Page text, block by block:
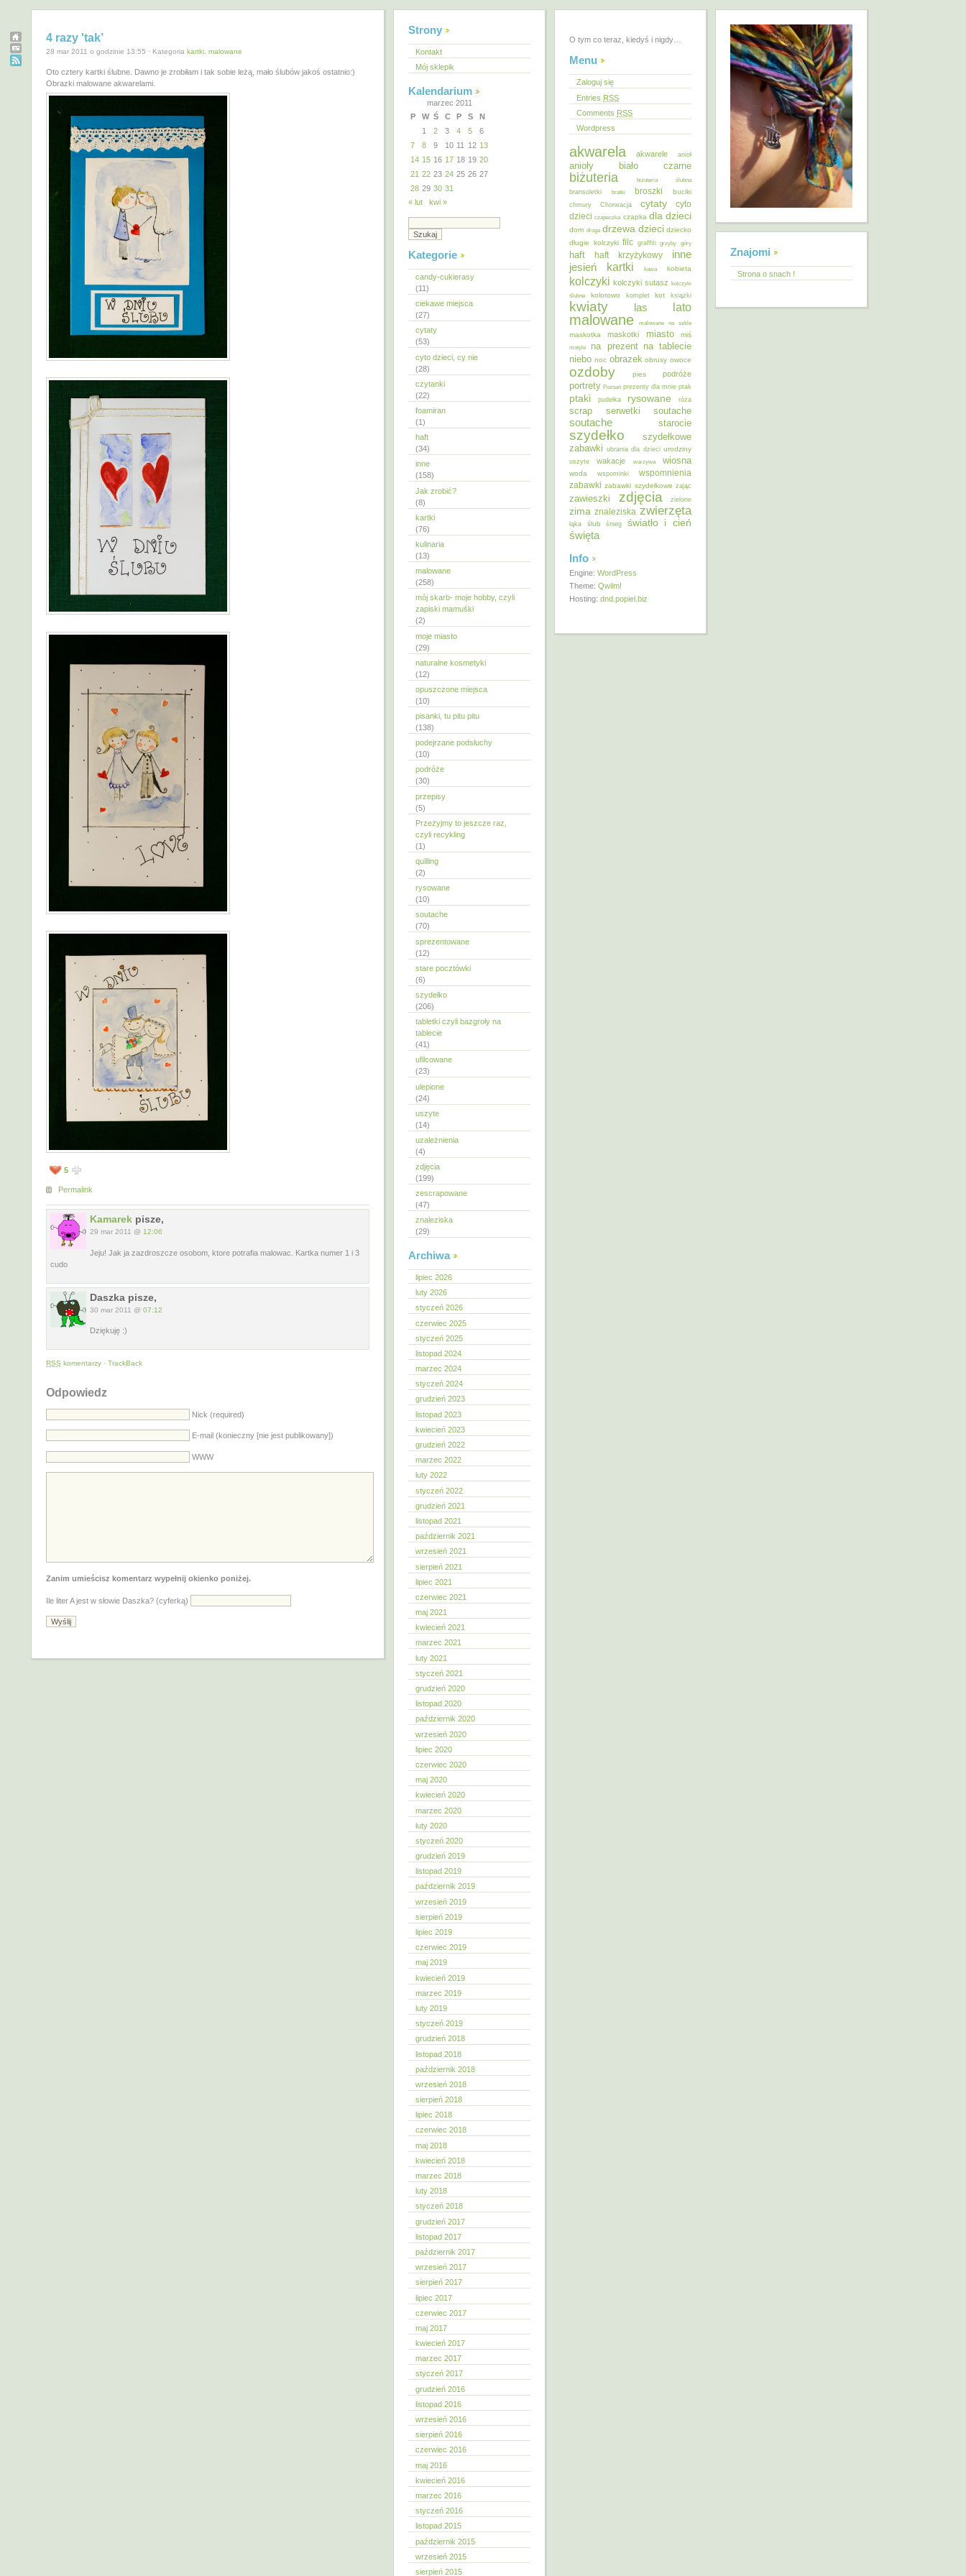
4 razy 'tak’
28 mar 2011 o godzinie 13:55 · Kategoria kartki malowane
Oto cztery kartki ślubne. Dawno je zrobiłam i tak sobie leżą, mało ślubów jakoś ostatnio:)
Obrazki malowane akwarelami.
5
Permalink
Kamarek pisze,
29 mar 2011 @ 12:06
Jeju! Jak ja zazdroszcze osobom, ktore potrafia malowac. Kartka numer 1 i 3
cudo
Daszka pisze,
30 mar 2011 @ 07:12
Dziękuję :)
RSS komentarzy · TrackBack
Odpowiedz
Nick (required)
E-mail (konieczny [nie jest publikowany])
WWW
Zanim umieścisz komentarz wypełnij okienko poniżej.
Ile liter A jest w słowie Daszka? (cyferką)
Strony
Kontakt
Mój sklepik
Kalendarium
marzec 2011
P
W Ś C P S
N
1
2 3 4 5
6
7
8 9 10 11 12 13
14 15 16 17 18 19 20
21 22 23 24 25 26 27
28 29 30 31
« lut
kwi »
Kategorie
candy-cukierasy
(11)
ciekawe miejsca
(27)
cytaty
(53)
cyto dzieci, cy nie
(28)
czytanki
(22)
foamiran
(1)
haft
(34)
inne
(158)
Jak zrobić?
(8)
kartki
(76)
kulinaria
(13)
malowane
(258)
mój skarb- moje hobby, czyli
zapiski mamuśki
(2)
moje miasto
(29)
naturalne kosmetyki
(12)
opuszczone miejsca
(10)
pisanki, tu pitu pitu
(138)
podejrzane podsłuchy
(10)
podróże
(30)
przepisy
(5)
Przeżyjmy to jeszcze raz,
czyli recykling
(1)
quilling
(2)
rysowane
(10)
soutache
(70)
sprezentowane
(12)
stare pocztówki
(6)
szydełko
(206)
tabletki czyli bazgroły na
tablecie
(41)
ufilcowane
(23)
ulepione
(24)
uszyte
(14)
uzależnienia
(4)
zdjęcia
(199)
zescrapowane
(47)
znaleziska
(29)
Archiwa
lipiec 2026
luty 2026
styczeń 2026
czerwiec 2025
styczeń 2025
listopad 2024
marzec 2024
styczeń 2024
grudzień 2023
listopad 2023
kwiecień 2023
grudzień 2022
marzec 2022
luty 2022
styczeń 2022
grudzień 2021
listopad 2021
październik 2021
wrzesień 2021
sierpień 2021
lipiec 2021
czerwiec 2021
maj 2021
kwiecień 2021
marzec 2021
luty 2021
styczeń 2021
grudzień 2020
listopad 2020
październik 2020
wrzesień 2020
lipiec 2020
czerwiec 2020
maj 2020
kwiecień 2020
marzec 2020
luty 2020
styczeń 2020
grudzień 2019
listopad 2019
październik 2019
wrzesień 2019
sierpień 2019
lipiec 2019
czerwiec 2019
maj 2019
kwiecień 2019
marzec 2019
luty 2019
styczeń 2019
grudzień 2018
listopad 2018
październik 2018
wrzesień 2018
sierpień 2018
lipiec 2018
czerwiec 2018
maj 2018
kwiecień 2018
marzec 2018
luty 2018
styczeń 2018
grudzień 2017
listopad 2017
październik 2017
wrzesień 2017
sierpień 2017
lipiec 2017
czerwiec 2017
maj 2017
kwiecień 2017
marzec 2017
styczeń 2017
grudzień 2016
listopad 2016
wrzesień 2016
sierpień 2016
czerwiec 2016
maj 2016
kwiecień 2016
marzec 2016
styczeń 2016
listopad 2015
październik 2015
wrzesień 2015
sierpień 2015
O tym co teraz, kiedyś i nigdy…
Menu
Zaloguj się
Entries RSS
Comments RSS
Wordpress
akwarela akwarele anioł
anioły biało czarne
biżuteria
biżuteria ślubna
bransoletki
bratki broszki buciki
chmury Chorwacja cytaty
cyto
dzieci czapeczka czapka dla dzieci
dom droga drzewa dzieci dziecko
długie kolczyki filc graffiti grzyby góry
haft haft krzyżykowy inne
jesień kartki kawa kobieta
kolczyki kolczyki sutasz kolczyki
ślubne
kolorowo komplet kot książki
kwiaty las lato
malowane malowane na szkle
maskotka maskotki miasto miś
motyle na prezent na tablecie
niebo noc obrazek obrusy owoce
ozdoby pies podróże
portrety Poznań prezenty dla mnie ptak
ptaki pudełka rysowane róża
scrap serwetki soutache
soutache starocie
szydełko
szydełkowe
zabawki ubrania dla dzieci urodziny
uszyte wakacje warzywa wiosna
woda wspominki
wspomnienia
zabawki zabawki szydełkowe zając
zawieszki zdjęcia zielone
zima znaleziska zwierzęta
łąka ślub śnieg światło i cień
święta
Info
Engine: WordPress
Theme: Qwilm!
Hosting: dnd.popiel.biz
Znajomi
Strona o snach !